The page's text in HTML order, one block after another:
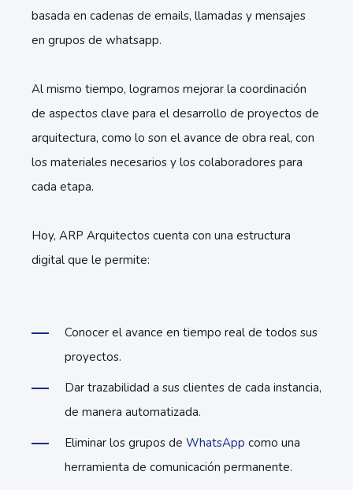
basada en cadenas de emails, llamadas y mensajes
en grupos de whatsapp.
Al mismo tiempo, logramos mejorar la coordinación
de aspectos clave para el desarrollo de proyectos de
arquitectura, como lo son el avance de obra real, con
los materiales necesarios y los colaboradores para
cada etapa.
Hoy, ARP Arquitectos cuenta con una estructura
digital que le permite:
Conocer el avance en tiempo real de todos sus
proyectos.
Dar trazabilidad a sus clientes de cada instancia,
de manera automatizada.
Eliminar los grupos de WhatsApp como una
herramienta de comunicación permanente.